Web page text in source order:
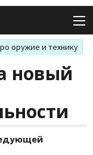
оружие и технику
новый